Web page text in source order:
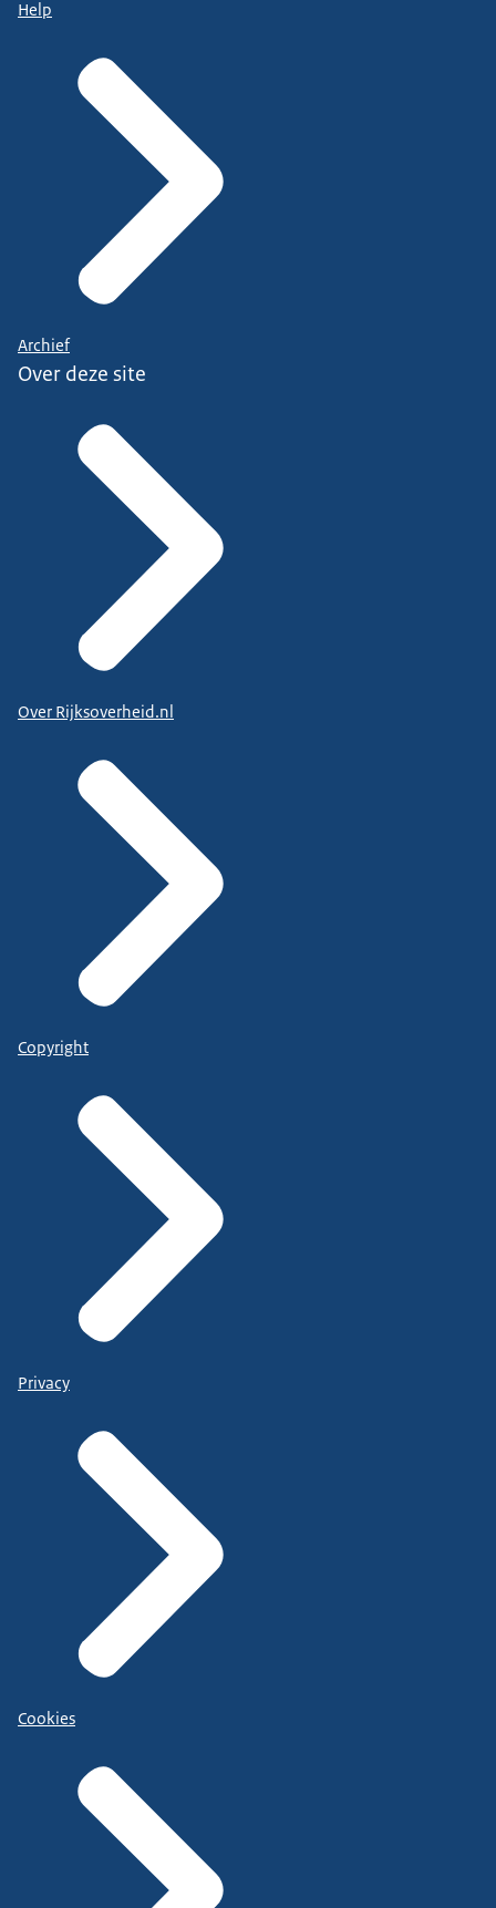
Help
Archief
Over deze site
Over Rijksoverheid.nl
Copyright
Privacy
Cookies